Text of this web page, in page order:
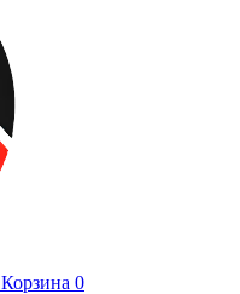
Корзина 0